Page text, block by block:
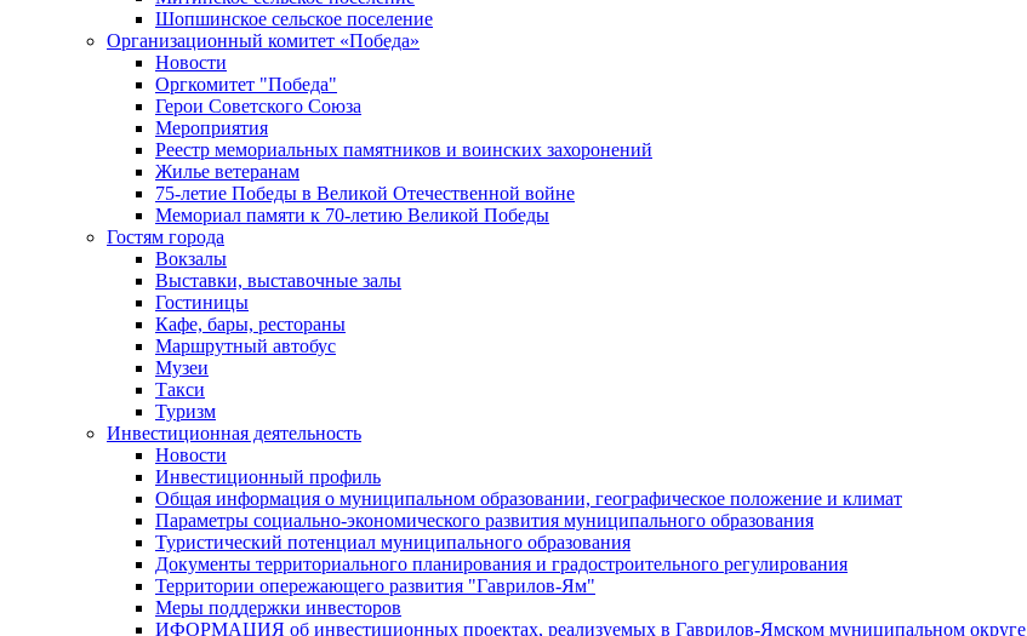
Шопшинское сельское поселение
Организационный комитет «Победа»
Новости
Оргкомитет "Победа"
Герои Советского Союза
Мероприятия
Реестр мемориальных памятников и воинских захоронений
Жилье ветеранам
75-летие Победы в Великой Отечественной войне
Мемориал памяти к 70-летию Великой Победы
Гостям города
Вокзалы
Выставки, выставочные залы
Гостиницы
Кафе, бары, рестораны
Маршрутный автобус
Музеи
Такси
Туризм
Инвестиционная деятельность
Новости
Инвестиционный профиль
Общая информация о муниципальном образовании, географическое положение и климат
Параметры социально-экономического развития муниципального образования
Туристический потенциал муниципального образования
Документы территориального планирования и градостроительного регулирования
Территории опережающего развития "Гаврилов-Ям"
Меры поддержки инвесторов
ИФОРМАЦИЯ об инвестиционных проектах, реализуемых в Гаврилов-Ямском муниципальном округе